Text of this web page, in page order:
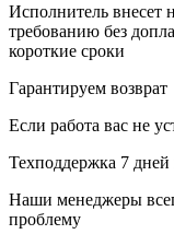
Исполнитель внесет
требованию без
короткие сроки
Гарантируем возврат
Если работа вас не
Техподдержка 7
Наши менеджеры
проблему